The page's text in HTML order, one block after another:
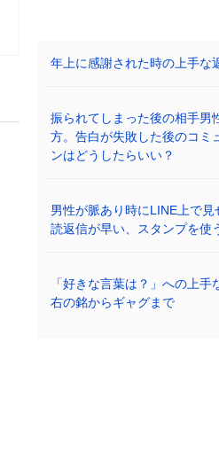
年上に感謝された時の上手な
振られてしまった後の相手男
方。告白が失敗した後のコミ
ンはどうしたらいい？
男性が脈あり時にLINE上で見
読返信が早い、スタンプを使
「好きな言葉は？」への上手
右の銘からギャグまで